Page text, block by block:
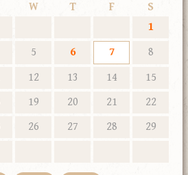
W T F
S
1
5 6 7
8
12 13 14
15
19 20 21
22
26 27 28
29